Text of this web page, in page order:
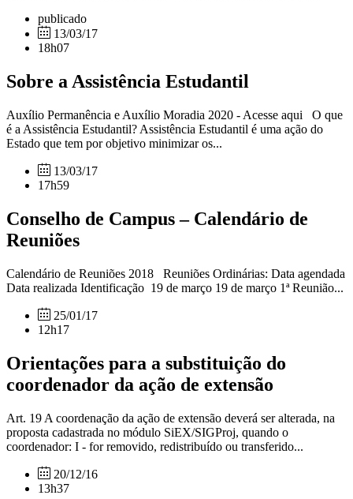
publicado
13/03/17
18h07
Sobre a Assistência Estudantil
Auxílio Permanência e Auxílio Moradia 2020 - Acesse aqui O que
é a Assistência Estudantil? Assistência Estudantil é uma ação do
Estado que tem por objetivo minimizar os...
13/03/17
17h59
Conselho de Campus – Calendário de
Reuniões
Calendário de Reuniões 2018 Reuniões Ordinárias: Data agendada
Data realizada Identificação 19 de março 19 de março 1ª Reunião...
25/01/17
12h17
Orientações para a substituição do
coordenador da ação de extensão
Art. 19 A coordenação da ação de extensão deverá ser alterada, na
proposta cadastrada no módulo SiEX/SIGProj, quando o
coordenador: I - for removido, redistribuído ou transferido...
20/12/16
13h37